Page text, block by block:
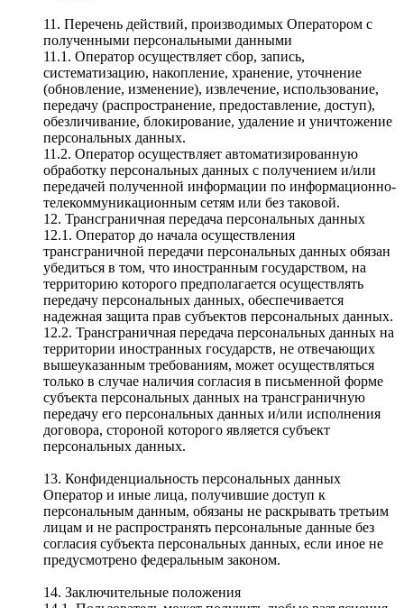
11. Перечень действий, производимых Оператором с
полученными персональными данными
11.1. Оператор осуществляет сбор, запись,
систематизацию, накопление, хранение, уточнение
(обновление, изменение), извлечение, использование,
передачу (распространение, предоставление, доступ),
обезличивание, блокирование, удаление и уничтожение
персональных данных.
11.2. Оператор осуществляет автоматизированную
обработку персональных данных с получением и/или
передачей полученной информации по информационно-
телекоммуникационным сетям или без таковой.
12. Трансграничная передача персональных данных
12.1. Оператор до начала осуществления
трансграничной передачи персональных данных обязан
убедиться в том, что иностранным государством, на
территорию которого предполагается осуществлять
передачу персональных данных, обеспечивается
надежная защита прав субъектов персональных данных.
12.2. Трансграничная передача персональных данных на
территории иностранных государств, не отвечающих
вышеуказанным требованиям, может осуществляться
только в случае наличия согласия в письменной форме
субъекта персональных данных на трансграничную
передачу его персональных данных и/или исполнения
договора, стороной которого является субъект
персональных данных.
13. Конфиденциальность персональных данных
Оператор и иные лица, получившие доступ к
персональным данным, обязаны не раскрывать третьим
лицам и не распространять персональные данные без
согласия субъекта персональных данных, если иное не
предусмотрено федеральным законом.
14. Заключительные положения